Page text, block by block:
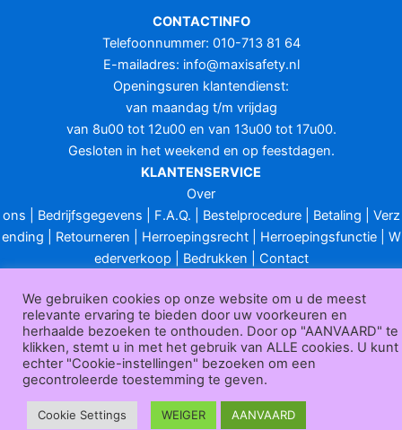
CONTACTINFO
Telefoonnummer: 010-713 81 64
E-mailadres: info@maxisafety.nl
Openingsuren klantendienst:
van maandag t/m vrijdag
van 8u00 tot 12u00 en van 13u00 tot 17u00.
Gesloten in het weekend en op feestdagen.
KLANTENSERVICE
Over
ons
Bedrijfsgegevens F.A.Q. Bestelprocedure| Betaling
Verz
ending
Retourneren Herroepingsrecht| Herroepingsfunctie| W
ederverkoop
Bedrukken
Contact
Maxisafety.nl © 2026
We gebruiken cookies op onze website om u de meest
relevante ervaring te bieden door uw voorkeuren en
herhaalde bezoeken te onthouden. Door op "AANVAARD" te
klikken, stemt u in met het gebruik van ALLE cookies. U kunt
echter "Cookie-instellingen" bezoeken om een
gecontroleerde toestemming te geven.
Cookie Settings WEIGER AANVAARD